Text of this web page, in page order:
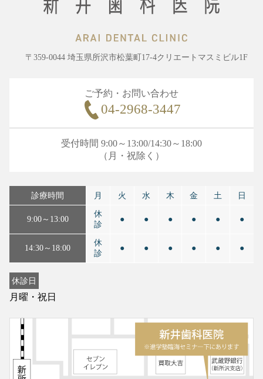
〒359-0044 埼玉県所沢市松葉町17-4クリエートマスミビル1F
ご予約・お問い合わせ
04-2968-3447
受付時間 9:00～13:00/14:30～18:00
（月・祝除く）
診療時間 月 火 水 木 金 土 日
9:00～13:00
休
診
● ● ● ● ● ●
14:30～18:00
休
診
● ● ● ● ● ●
休診日
月曜・祝日